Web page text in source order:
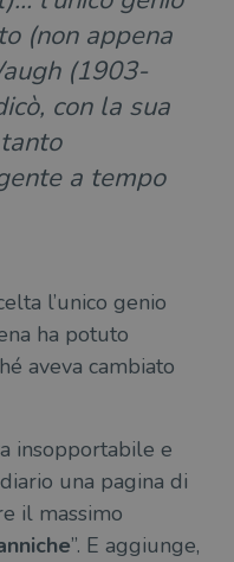
(non appena
(1903-
con la sua
a tempo
l’unico genio
ha potuto
aveva cambiato
insopportabile e
una pagina di
il massimo
”. E aggiunge,